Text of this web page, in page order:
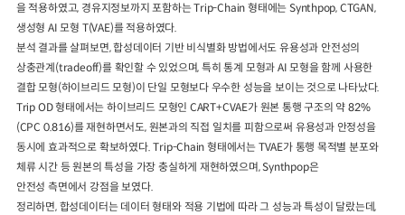
을 적용하였고, 경유지정보까지 포함하는 Trip-Chain 형태에는 Synthpop, CTGAN,
생성형 AI 모형 T(VAE)를 적용하였다.
분석 결과를 살펴보면, 합성데이터 기반 비식별화 방법에서도 유용성과 안전성의
상충관계(tradeoff)를 확인할 수 있었으며, 특히 통계 모형과 AI 모형을 함께 사용한
결합 모형(하이브리드 모형)이 단일 모형보다 우수한 성능을 보이는 것으로 나타났다.
Trip OD 형태에서는 하이브리드 모형인 CART+CVAE가 원본 통행 구조의 약 82%
(CPC 0.816)를 재현하면서도, 원본과의 직접 일치를 피함으로써 유용성과 안정성을
동시에 효과적으로 확보하였다. Trip-Chain 형태에서는 TVAE가 통행 목적별 분포와
체류 시간 등 원본의 특성을 가장 충실하게 재현하였으며, Synthpop은
안전성 측면에서 강점을 보였다.
정리하면, 합성데이터는 데이터 형태와 적용 기법에 따라 그 성능과 특성이 달랐는데,